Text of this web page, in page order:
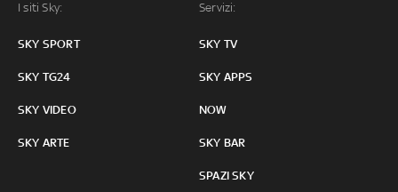
I siti Sky:
SKY SPORT
SKY TG24
SKY VIDEO
SKY ARTE
Servizi:
SKY TV
SKY APPS
NOW
SKY BAR
SPAZI SKY